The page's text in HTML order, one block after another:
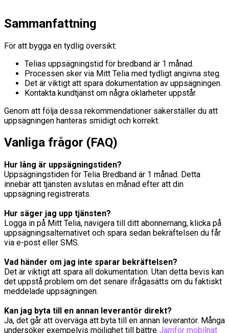
Sammanfattning
För att bygga en tydlig översikt:
Telias uppsägningstid för bredband är 1 månad.
Processen sker via Mitt Telia med tydligt angivna steg.
Det är viktigt att spara dokumentation av uppsägningen.
Kontakta kundtjänst om några oklarheter uppstår.
Genom att följa dessa rekommendationer säkerställer du att
uppsägningen hanteras smidigt och korrekt.
Vanliga frågor (FAQ)
Hur lång är uppsägningstiden?
Uppsägningstiden för Telia Bredband är 1 månad. Detta
innebär att tjänsten avslutas en månad efter att din
uppsägning registrerats.
Hur säger jag upp tjänsten?
Logga in på Mitt Telia, navigera till ditt abonnemang, klicka på
uppsägningsalternativet och spara sedan bekräftelsen du får
via e-post eller SMS.
Vad händer om jag inte sparar bekräftelsen?
Det är viktigt att spara all dokumentation. Utan detta bevis kan
det uppstå problem om det senare ifrågasätts om du faktiskt
meddelade uppsägningen.
Kan jag byta till en annan leverantör direkt?
Ja, det går att överväga att byta till en annan leverantör. Många
undersöker exempelvis möjlighet till bättre Jämför mobilnät